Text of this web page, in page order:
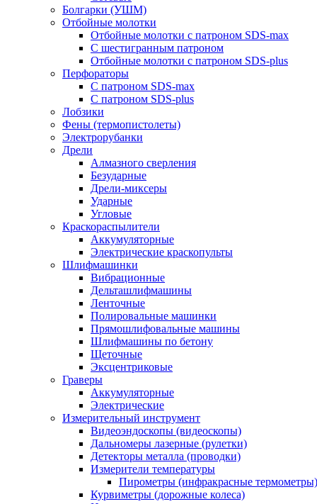
Болгарки (УШМ)
Отбойные молотки
Отбойные молотки с патроном SDS-max
С шестигранным патроном
Отбойные молотки с патроном SDS-plus
Перфораторы
С патроном SDS-max
С патроном SDS-plus
Лобзики
Фены (термопистолеты)
Электрорубанки
Дрели
Алмазного сверления
Безударные
Дрели-миксеры
Ударные
Угловые
Краскораспылители
Аккумуляторные
Электрические краскопульты
Шлифмашинки
Вибрационные
Дельташлифмашины
Ленточные
Полировальные машинки
Прямошлифовальные машины
Шлифмашины по бетону
Щеточные
Эксцентриковые
Граверы
Аккумуляторные
Электрические
Измерительный инструмент
Видеоэндоскопы (видеоскопы)
Дальномеры лазерные (рулетки)
Детекторы металла (проводки)
Измерители температуры
Пирометры (инфракрасные термометры)
Курвиметры (дорожные колеса)